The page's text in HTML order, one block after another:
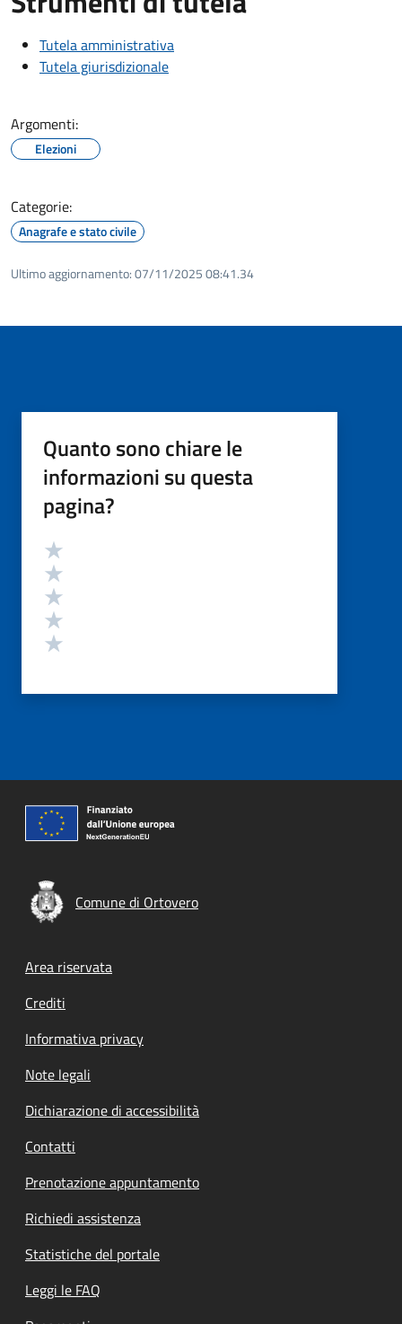
Tutela amministrativa
Tutela giurisdizionale
Argomenti:
Elezioni
Categorie:
Anagrafe e stato civile
Ultimo aggiornamento:07/11/2025 08:41.34
Quanto sono chiare le
informazioni su questa
pagina?
Valutazione
Comune di Ortovero
Footer menu
Area riservata
Crediti
Informativa privacy
Note legali
Dichiarazione di accessibilità
Contatti
Prenotazione appuntamento
Richiedi assistenza
Statistiche del portale
Leggi le FAQ